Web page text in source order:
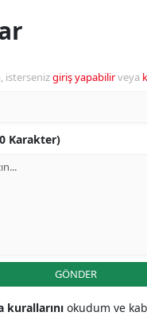
istersenizgiriş yapabilirveya
Karakter)
GÖNDER
kurallarını okudum ve